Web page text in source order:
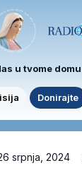
u tvome domu
Donirajte
srpnja, 2024